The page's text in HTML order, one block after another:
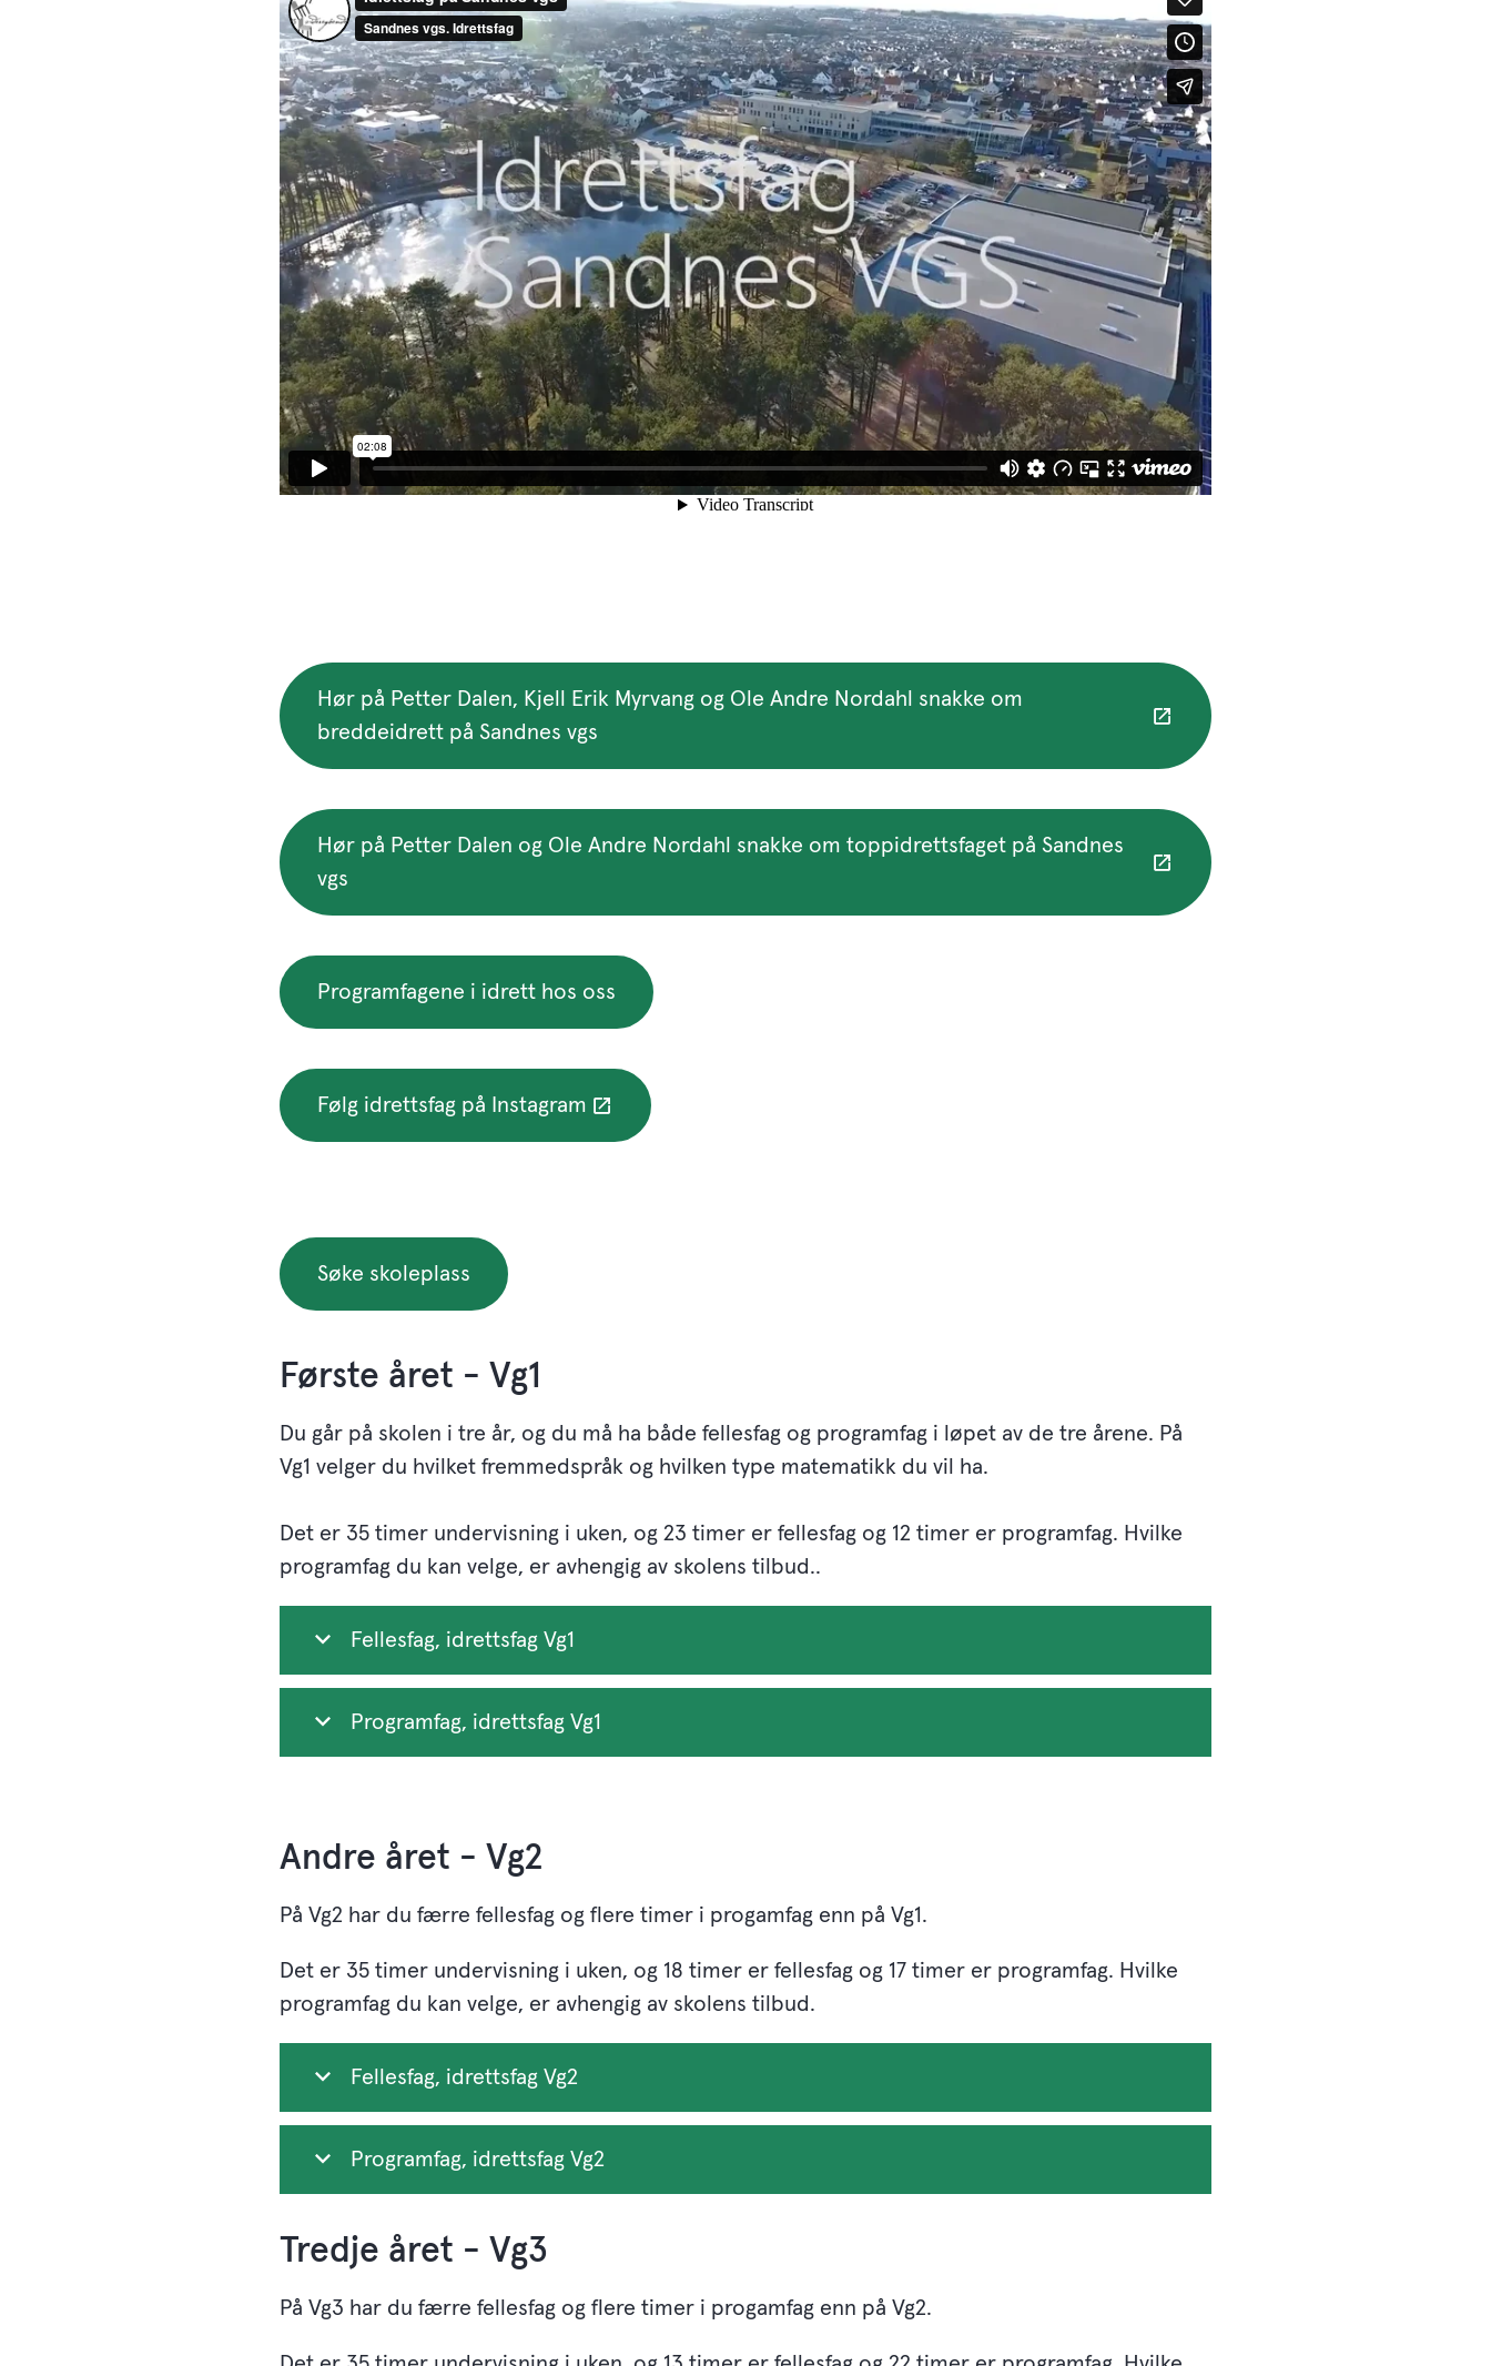
Hør på Petter Dalen, Kjell Erik Myrvang og Ole Andre Nordahl snakke om
breddeidrett på Sandnes vgs
Hør på Petter Dalen og Ole Andre Nordahl snakke om toppidrettsfaget på Sandnes
vgs
Programfagene i idrett hos oss
Følg idrettsfag på Instagram
Søke skoleplass
Første året - Vg1
Du går på skolen i tre år, og du må ha både fellesfag og programfag i løpet av de tre årene. På
Vg1 velger du hvilket fremmedspråk og hvilken type matematikk du vil ha.
Det er 35 timer undervisning i uken, og 23 timer er fellesfag og 12 timer er programfag. Hvilke
programfag du kan velge, er avhengig av skolens tilbud..
Fellesfag, idrettsfag Vg1
Programfag, idrettsfag Vg1
Andre året - Vg2
På Vg2 har du færre fellesfag og flere timer i progamfag enn på Vg1.
Det er 35 timer undervisning i uken, og 18 timer er fellesfag og 17 timer er programfag. Hvilke
programfag du kan velge, er avhengig av skolens tilbud.
Fellesfag, idrettsfag Vg2
Programfag, idrettsfag Vg2
Tredje året - Vg3
På Vg3 har du færre fellesfag og flere timer i progamfag enn på Vg2.